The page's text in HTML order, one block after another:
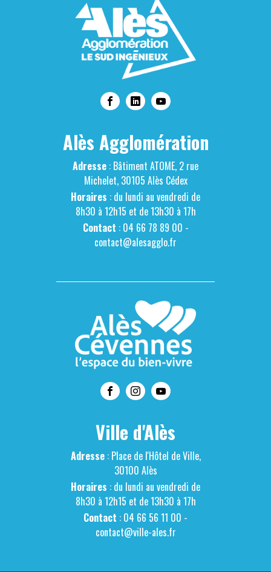
Alès Agglomération
Adresse : Bâtiment ATOME, 2 rue
Michelet, 30105 Alès Cédex
Horaires : du lundi au vendredi de
8h30 à 12h15 et de 13h30 à 17h
Contact : 04 66 78 89 00 -
contact@alesagglo.fr
Ville d'Alès
Adresse: Place de l'Hôtel de Ville,
30100 Alès
Horaires : du lundi au vendredi de
8h30 à 12h15 et de 13h30 à 17h
Contact : 04 66 56 11 00 -
contact@ville-ales.fr